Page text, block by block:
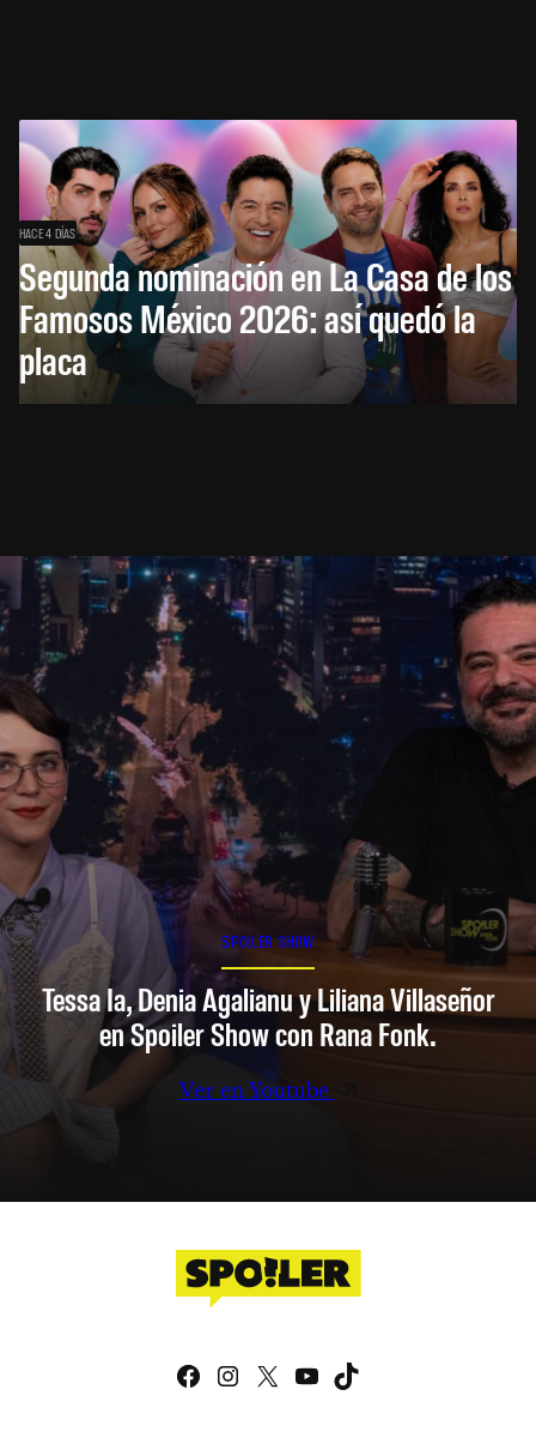
HACE 4 DÍAS
Segunda nominación en La Casa de los
Famosos México 2026: así quedó la
placa
SPOILER SHOW
Tessa Ia, Denia Agalianu y Liliana Villaseñor
en Spoiler Show con Rana Fonk.
Ver en Youtube
Facebook
Instagram
X YouTube